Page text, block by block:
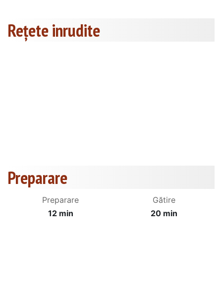
Rețete inrudite
Preparare
Preparare
12 min
Gătire
20 min